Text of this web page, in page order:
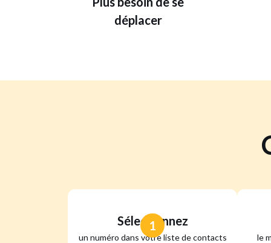
déplacer
Sélectionnez
un numéro dans votre liste de contacts
1
le